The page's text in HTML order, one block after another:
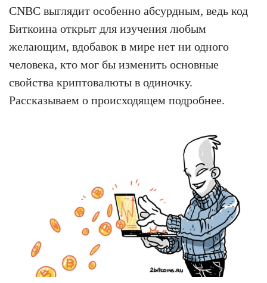
CNBC выглядит особенно абсурдным, ведь код
Биткоина открыт для изучения любым
желающим, вдобавок в мире нет ни одного
человека, кто мог бы изменить основные
свойства криптовалюты в одиночку.
Рассказываем о происходящем подробнее.